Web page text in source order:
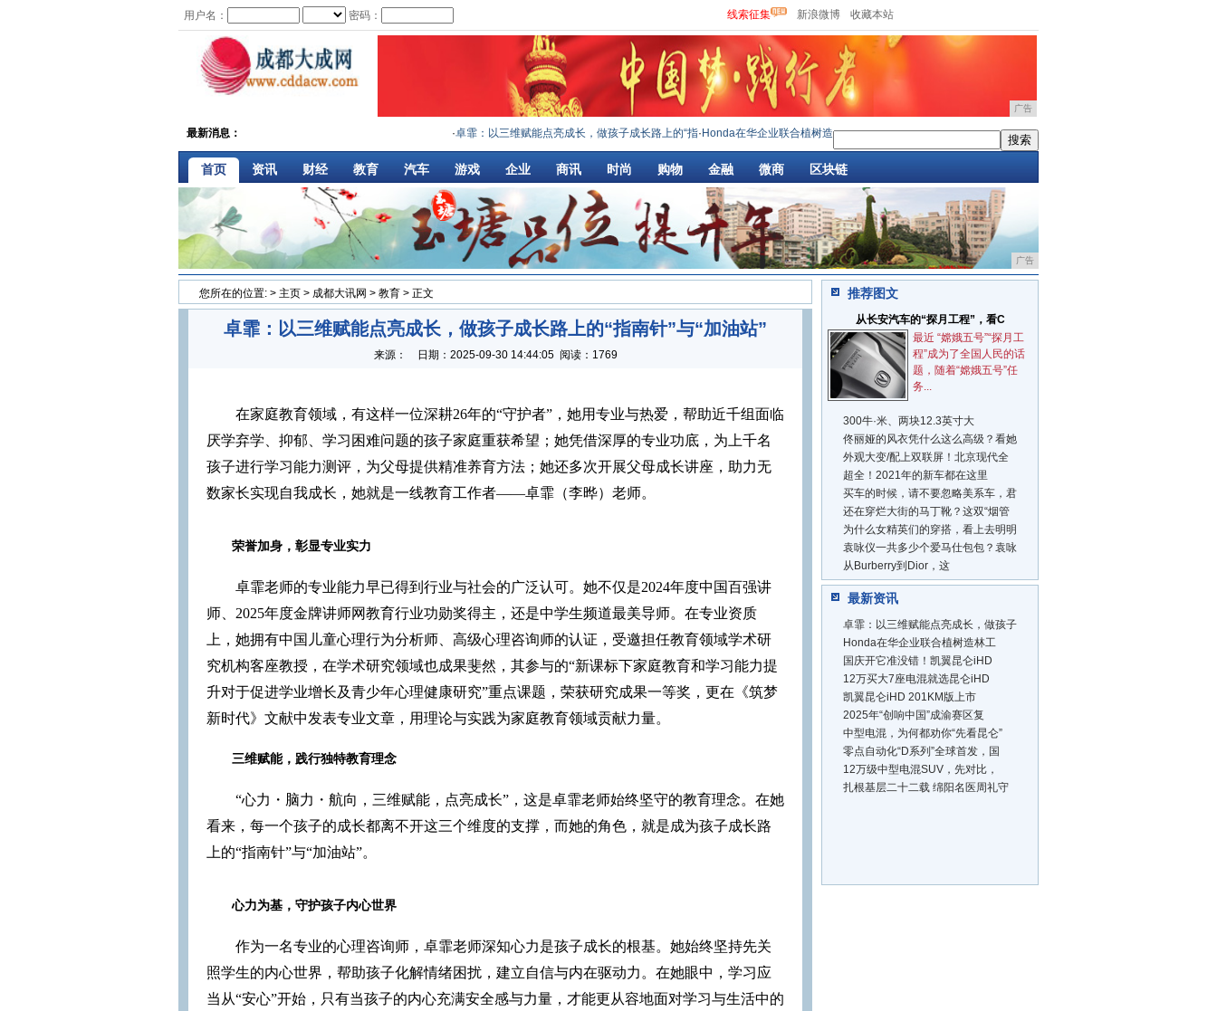
用户名： 密码： 线索征集 新浪微博 收藏本站
广告
最新消息： 卓霏：以三维赋能点亮成长，做孩子成长路上的“指·Honda在华企业联合植树造林工程再拓千亩新绿·国庆开它准没错！凯翼昆仑iHD 201KM版空
首页 资讯 财经 教育 汽车 游戏 企业 商讯 时尚 购物 金融 微商 区块链
广告
您所在的位置: > 主页 > 成都大讯网 > 教育 > 正文
卓霏：以三维赋能点亮成长，做孩子成长路上的“指南针”与“加油站”
来源： 日期： 2025-09-30 14:44:05 阅读：1769
在家庭教育领域，有这样一位深耕26年的“守护者”，她用专业与热爱，帮助近千组面临
厌学弃学、抑郁、学习困难问题的孩子家庭重获希望；她凭借深厚的专业功底，为上千名
孩子进行学习能力测评，为父母提供精准养育方法；她还多次开展父母成长讲座，助力无
数家长实现自我成长，她就是一线教育工作者——卓霏（李晔）老师。
荣誉加身，彰显专业实力
卓霏老师的专业能力早已得到行业与社会的广泛认可。她不仅是2024年度中国百强讲
师、2025年度金牌讲师网教育行业功勋奖得主，还是中学生频道最美导师。在专业资质
上，她拥有中国儿童心理行为分析师、高级心理咨询师的认证，受邀担任教育领域学术研
究机构客座教授，在学术研究领域也成果斐然，其参与的“新课标下家庭教育和学习能力提
升对于促进学业增长及青少年心理健康研究”重点课题，荣获研究成果一等奖，更在《筑梦
新时代》文献中发表专业文章，用理论与实践为家庭教育领域贡献力量。
三维赋能，践行独特教育理念
“心力・脑力・航向，三维赋能，点亮成长”，这是卓霏老师始终坚守的教育理念。在她
看来，每一个孩子的成长都离不开这三个维度的支撑，而她的角色，就是成为孩子成长路
上的“指南针”与“加油站”。
心力为基，守护孩子内心世界
作为一名专业的心理咨询师，卓霏老师深知心力是孩子成长的根基。她始终坚持先关
照学生的内心世界，帮助孩子化解情绪困扰，建立自信与内在驱动力。在她眼中，学习应
当从“安心”开始，只有当孩子的内心充满安全感与力量，才能更从容地面对学习与生活中的
推荐图文
从长安汽车的“探月工程”，看C
最近 “嫦娥五号”“探月工
程”成为了全国人民的话
题，随着“嫦娥五号”任
务...
300牛·米、两块12.3英寸大
佟丽娅的风衣凭什么这么高级？看她
外观大变/配上双联屏！北京现代全
超全！2021年的新车都在这里
买车的时候，请不要忽略美系车，君
还在穿烂大街的马丁靴？这双“烟管
为什么女精英们的穿搭，看上去明明
袁咏仪一共多少个爱马仕包包？袁咏
从Burberry到Dior，这
最新资讯
卓霏：以三维赋能点亮成长，做孩子
Honda在华企业联合植树造林工
国庆开它准没错！凯翼昆仑iHD
12万买大7座电混就选昆仑iHD
凯翼昆仑iHD 201KM版上市
2025年“创响中国”成渝赛区复
中型电混，为何都劝你“先看昆仑”
零点自动化“D系列”全球首发，国
12万级中型电混SUV，先对比，
扎根基层二十二载 绵阳名医周礼守